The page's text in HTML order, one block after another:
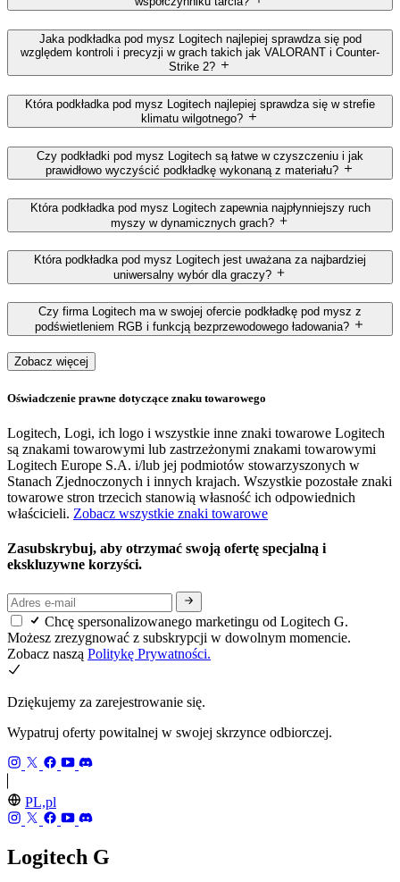
Jaka podkładka pod mysz Logitech najlepiej sprawdza się pod
względem kontroli i precyzji w grach takich jak VALORANT i Counter-
Strike 2?
Która podkładka pod mysz Logitech najlepiej sprawdza się w strefie
klimatu wilgotnego?
Czy podkładki pod mysz Logitech są łatwe w czyszczeniu i jak
prawidłowo wyczyścić podkładkę wykonaną z materiału?
Która podkładka pod mysz Logitech zapewnia najpłynniejszy ruch
myszy w dynamicznych grach?
Która podkładka pod mysz Logitech jest uważana za najbardziej
uniwersalny wybór dla graczy?
Czy firma Logitech ma w swojej ofercie podkładkę pod mysz z
podświetleniem RGB i funkcją bezprzewodowego ładowania?
Zobacz więcej
Oświadczenie prawne dotyczące znaku towarowego
Logitech, Logi, ich logo i wszystkie inne znaki towarowe Logitech
są znakami towarowymi lub zastrzeżonymi znakami towarowymi
Logitech Europe S.A. i/lub jej podmiotów stowarzyszonych w
Stanach Zjednoczonych i innych krajach. Wszystkie pozostałe znaki
towarowe stron trzecich stanowią własność ich odpowiednich
właścicieli. Zobacz wszystkie znaki towarowe
Zasubskrybuj, aby otrzymać swoją ofertę specjalną i
ekskluzywne korzyści.
Chcę spersonalizowanego marketingu od Logitech G.
Możesz zrezygnować z subskrypcji w dowolnym momencie.
Zobacz naszą Politykę Prywatności.
Dziękujemy za zarejestrowanie się.
Wypatruj oferty powitalnej w swojej skrzynce odbiorczej.
PL,pl
Logitech G